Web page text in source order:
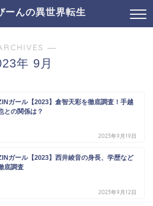
ーんの異世界転生
―
年 9月
ガール【2023】倉智天彩を徹底調査！手越
との関係は？
2023年9月19日
ガール【2023】西井綾音の身長、学歴など
底調査
2023年9月12日